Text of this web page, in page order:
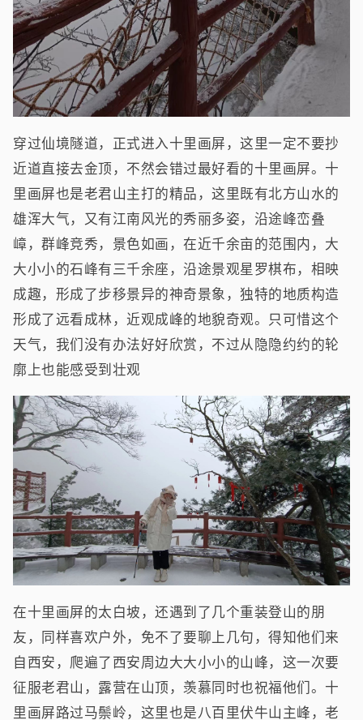
穿过仙境隧道，正式进入十里画屏，这里一定不要抄
近道直接去金顶，不然会错过最好看的十里画屏。十
里画屏也是老君山主打的精品，这里既有北方山水的
雄浑大气，又有江南风光的秀丽多姿，沿途峰峦叠
嶂，群峰竞秀，景色如画，在近千余亩的范围内，大
大小小的石峰有三千余座，沿途景观星罗棋布，相映
成趣，形成了步移景异的神奇景象，独特的地质构造
形成了远看成林，近观成峰的地貌奇观。只可惜这个
天气，我们没有办法好好欣赏，不过从隐隐约约的轮
廓上也能感受到壮观
在十里画屏的太白坡，还遇到了几个重装登山的朋
友，同样喜欢户外，免不了要聊上几句，得知他们来
自西安，爬遍了西安周边大大小小的山峰，这一次要
征服老君山，露营在山顶，羡慕同时也祝福他们。十
里画屏路过马鬃岭，这里也是八百里伏牛山主峰，老